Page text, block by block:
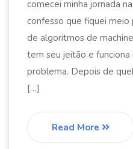
comecei minha jornada
confesso que fiquei
de algoritmos de
tem seu jeitão e
problema. Depois de
[…]
Read More